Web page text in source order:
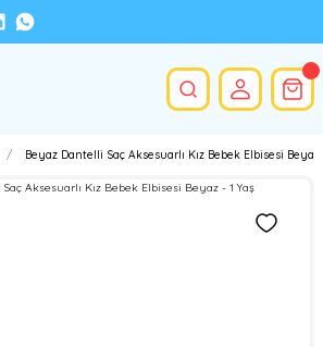
Beyaz Dantelli Saç Aksesuarlı Kız Bebek Elbisesi Beyaz